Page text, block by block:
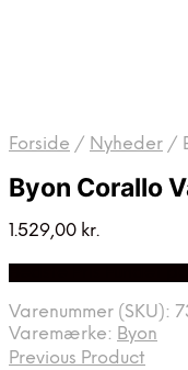
Forside / Nyheder /
Byon Corallo
1.529,00 kr.
Varenummer (SKU):
Varemærke: Byon
Previous Product